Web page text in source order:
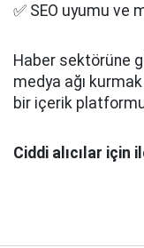
✅ SEO uyumu ve
Haber sektörüne
medya ağı
bir içerik
Ciddi alıcılar